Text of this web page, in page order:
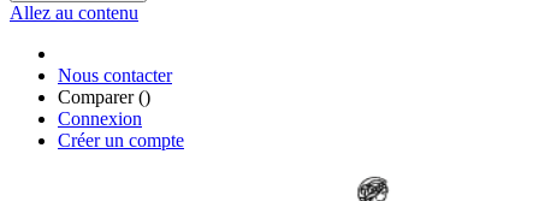
Allez au contenu
Nous contacter
Comparer ()
Connexion
Créer un compte